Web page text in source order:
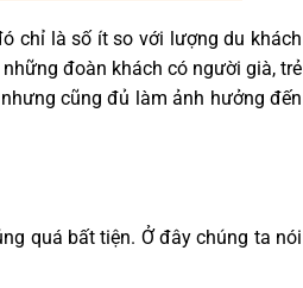
chỉ là số ít so với lượng du khách
đoàn khách có người già, trẻ
cũng đủ làm ảnh hưởng đến
quá bất tiện. Ở đây chúng ta nói